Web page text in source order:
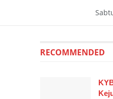
RECOMMENDED